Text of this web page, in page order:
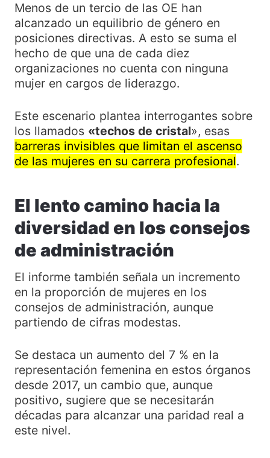
Menos de un tercio de las OE han
alcanzado un equilibrio de género en
posiciones directivas. A esto se suma el
hecho de que una de cada diez
organizaciones no cuenta con ninguna
mujer en cargos de liderazgo.
Este escenario plantea interrogantes sobre
los llamados «techos de cristal», esas
barreras invisibles que limitan el ascenso
de las mujeres en su carrera profesional.
El lento camino hacia la
diversidad en los consejos
de administración
El informe también señala un incremento
en la proporción de mujeres en los
consejos de administración, aunque
partiendo de cifras modestas.
Se destaca un aumento del 7 % en la
representación femenina en estos órganos
desde 2017, un cambio que, aunque
positivo, sugiere que se necesitarán
décadas para alcanzar una paridad real a
este nivel.